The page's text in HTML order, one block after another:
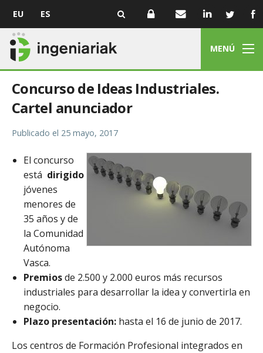
EU ES
MENÚ
Concurso de Ideas Industriales.
Cartel anunciador
Publicado el 25 mayo, 2017
El concurso
está dirigido
jóvenes
menores de
35 años y de
la Comunidad
Autónoma
Vasca.
Premiosde 2.500 y 2.000 euros más recursos
industriales para desarrollar la idea y convertirla en
negocio.
Plazo presentación: hasta el 16 de junio de 2017.
Los centros de Formación Profesional integrados en